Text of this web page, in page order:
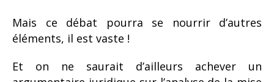
Mais ce débat pourra se nourrir d’autres
éléments, il est vaste !
Et on ne saurait d’ailleurs achever un